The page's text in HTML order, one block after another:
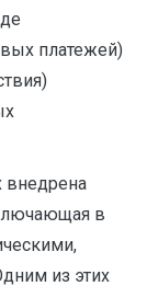
платежей)
внедрена
в
из этих